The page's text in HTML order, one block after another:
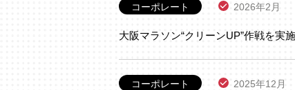
コーポレート 2026年2月
大阪マラソン“クリーンUP”作戦を実
コーポレート 2025年12月